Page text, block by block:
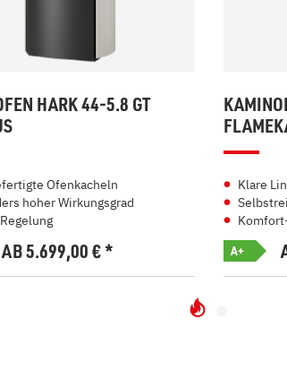
HARK 44-5.8 GT
Ofenkacheln
hoher Wirkungsgrad
AB 5.699,00€*
Klare
A+